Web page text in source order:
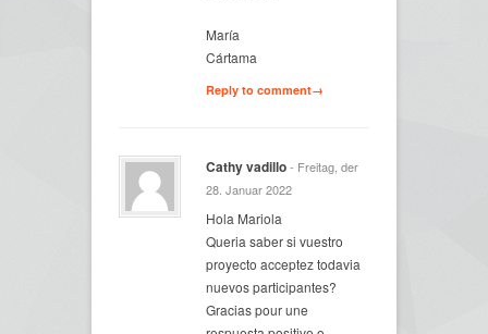
María
Cártama
Reply to comment→
Cathy vadillo- Freitag, der
28. Januar 2022
Hola Mariola
Queria saber si vuestro
proyecto acceptez todavia
nuevos participantes?
Gracias pour une